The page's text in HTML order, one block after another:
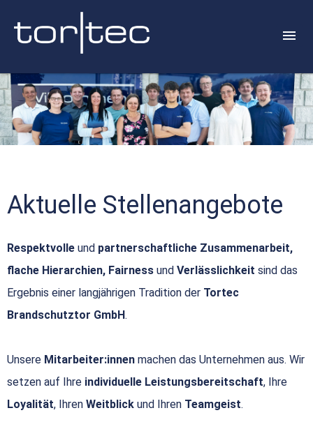
Aktuelle Stellenangebote
Respektvolle und partnerschaftliche Zusammenarbeit,
flache Hierarchien, Fairness und Verlässlichkeit sind das
Ergebnis einer langjährigen Tradition der Tortec
Brandschutztor GmbH.
Unsere Mitarbeiter:innen machen das Unternehmen aus. Wir
setzen auf Ihre individuelle Leistungsbereitschaft, Ihre
Loyalität, Ihren Weitblick und Ihren Teamgeist.